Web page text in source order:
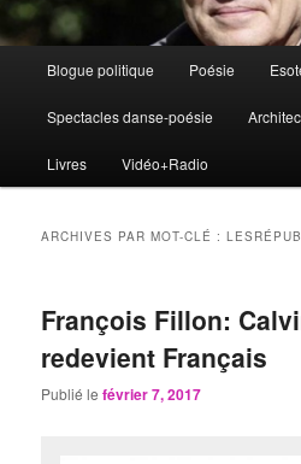
Aller
au
contenu
principal
Aller
au
contenu
secondaire
Blogue politique Poésie
Spectacles danse-poésie
Livres Vidéo+Radio
ARCHIVES PAR MOT-CLÉ :
François Fillon:
redevient Français
Publié lefévrier 7, 2017